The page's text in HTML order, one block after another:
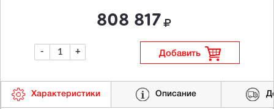
808 817
- + Добавить
Характеристики Описание